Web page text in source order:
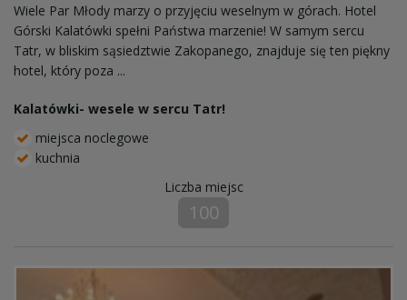
Wiele Par Młody marzy o przyjęciu weselnym w górach. Hotel
Górski Kalatówki spełni Państwa marzenie! W samym sercu
Tatr, w bliskim sąsiedztwie Zakopanego, znajduje się ten piękny
hotel, który poza ...
Kalatówki- wesele w sercu Tatr!
miejsca noclegowe
kuchnia
Liczba miejsc
100